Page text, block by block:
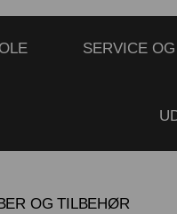
SERVICE
OG TILBEHØR